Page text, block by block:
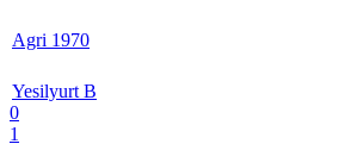
Agri 1970
Yesilyurt B
0
1